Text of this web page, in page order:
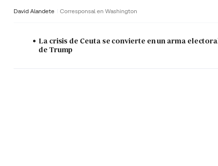
David Alandete Corresponsal en Washington
La crisis de Ceuta se convierte en un arma
de Trump